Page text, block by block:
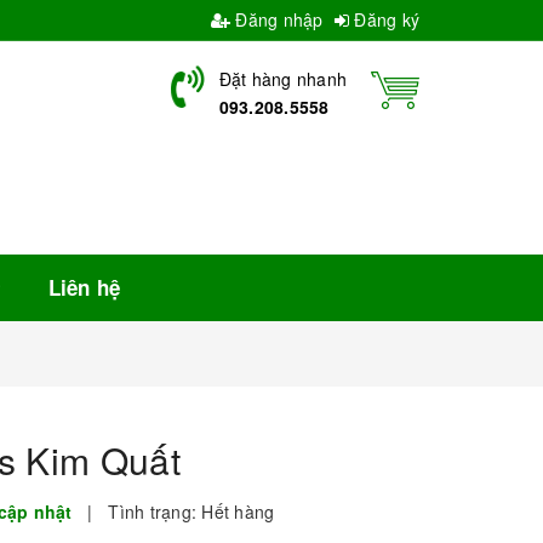
Đăng nhập Đăng ký
Đặt hàng nhanh
093.208.5558
Liên hệ
Kim Quất
nhật | Tình trạng: Hết hàng